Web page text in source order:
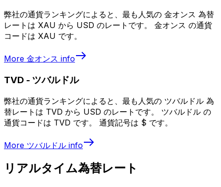
弊社の通貨ランキングによると、最も人気の 金オンス 為替
レートは XAU から USD のレートです。 金オンス の通貨
コードは XAU です。
More 金オンス info
TVD - ツバルドル
弊社の通貨ランキングによると、最も人気の ツバルドル 為
替レートは TVD から USD のレートです。 ツバルドル の
通貨コードは TVD です。 通貨記号は $ です。
More ツバルドル info
リアルタイム為替レート